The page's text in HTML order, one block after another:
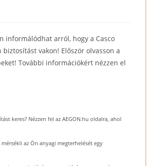
informálódhat arról, hogy a Casco
vakon! Először olvasson a
További információkért nézzen el
keres? Nézzen fel az AEGON.hu oldalra, ahol
az Ön anyagi megterhelését egy